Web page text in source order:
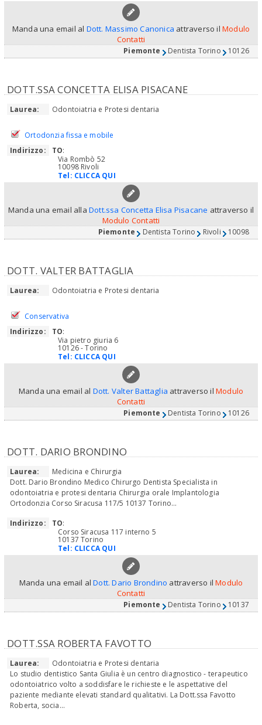
Manda una email al Dott. Massimo Canonica attraverso il Modulo
Contatti
Piemonte Dentista Torino 10126
DOTT.SSA CONCETTA ELISA PISACANE
Laurea: Odontoiatria e Protesi dentaria
Ortodonzia fissa e mobile
Indirizzo:
TO:
Via Rombò 52
10098 Rivoli
Tel: CLICCA QUI
Manda una email allaDott.ssa Concetta Elisa Pisacane attraverso il
Modulo Contatti
Piemonte Dentista Torino Rivoli 10098
DOTT. VALTER BATTAGLIA
Laurea: Odontoiatria e Protesi dentaria
Conservativa
Indirizzo:
TO:
Via pietro giuria 6
10126 - Torino
Tel: CLICCA QUI
Manda una email al Dott. Valter Battaglia attraverso il Modulo
Contatti
Piemonte Dentista Torino 10126
DOTT. DARIO BRONDINO
Laurea:
Medicina e Chirurgia
Dott. Dario Brondino Medico Chirurgo Dentista Specialista in
odontoiatria e protesi dentaria Chirurgia orale Implantologia
Ortodonzia Corso Siracusa 117/5 10137 Torino...
Indirizzo:
TO:
Corso Siracusa 117 interno 5
10137 Torino
Tel: CLICCA QUI
Manda una email alDott. Dario Brondino attraverso ilModulo
Contatti
Piemonte Dentista Torino 10137
DOTT.SSA ROBERTA FAVOTTO
Laurea:
Odontoiatria e Protesi dentaria
Lo studio dentistico Santa Giulia è un centro diagnostico - terapeutico
odontoiatrico volto a soddisfare le richieste e le aspettative del
paziente mediante elevati standard qualitativi. La Dott.ssa Favotto
Roberta, socia...